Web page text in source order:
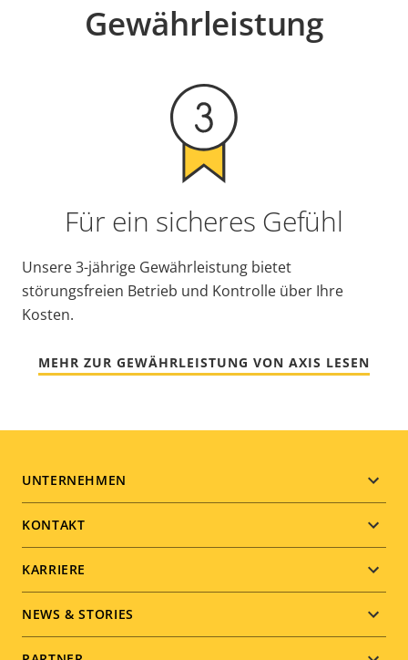
Gewährleistung
Für ein sicheres Gefühl
Unsere 3-jährige Gewährleistung bietet
störungsfreien Betrieb und Kontrolle über Ihre
Kosten.
MEHR ZUR GEWÄHRLEISTUNG VON AXIS LESEN
Footer
menu
UNTERNEHMEN
KONTAKT
KARRIERE
NEWS & STORIES